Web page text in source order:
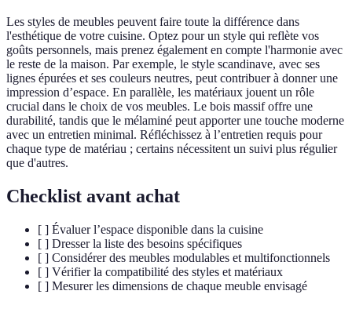
Les styles de meubles peuvent faire toute la différence dans
l'esthétique de votre cuisine. Optez pour un style qui reflète vos
goûts personnels, mais prenez également en compte l'harmonie avec
le reste de la maison. Par exemple, le style scandinave, avec ses
lignes épurées et ses couleurs neutres, peut contribuer à donner une
impression d’espace. En parallèle, les matériaux jouent un rôle
crucial dans le choix de vos meubles. Le bois massif offre une
durabilité, tandis que le mélaminé peut apporter une touche moderne
avec un entretien minimal. Réfléchissez à l’entretien requis pour
chaque type de matériau ; certains nécessitent un suivi plus régulier
que d'autres.
Checklist avant achat
[ ] Évaluer l’espace disponible dans la cuisine
[ ] Dresser la liste des besoins spécifiques
[ ] Considérer des meubles modulables et multifonctionnels
[ ] Vérifier la compatibilité des styles et matériaux
[ ] Mesurer les dimensions de chaque meuble envisagé